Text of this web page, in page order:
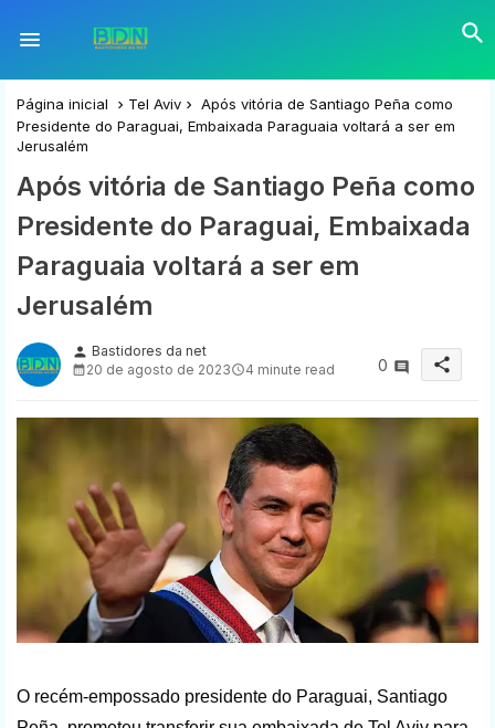
Página inicial Tel Aviv
Após vitória de Santiago Peña como
Presidente do Paraguai, Embaixada Paraguaia voltará a ser em
Jerusalém
Após vitória de Santiago Peña como
Presidente do Paraguai, Embaixada
Paraguaia voltará a ser em
Jerusalém
person Bastidores da net
20 de agosto de 2023
4 minute read 0 share
O recém-empossado presidente do Paraguai, Santiago